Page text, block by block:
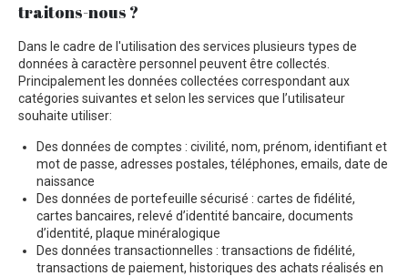
traitons-nous ?
Dans le cadre de l'utilisation des services plusieurs types de
données à caractère personnel peuvent être collectés.
Principalement les données collectées correspondant aux
catégories suivantes et selon les services que l’utilisateur
souhaite utiliser:
Des données de comptes : civilité, nom, prénom, identifiant et
mot de passe, adresses postales, téléphones, emails, date de
naissance
Des données de portefeuille sécurisé : cartes de fidélité,
cartes bancaires, relevé d’identité bancaire, documents
d’identité, plaque minéralogique
Des données transactionnelles : transactions de fidélité,
transactions de paiement, historiques des achats réalisés en